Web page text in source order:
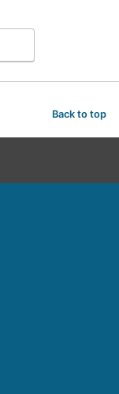
Back to top